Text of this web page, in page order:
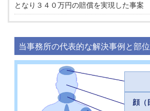
となり３４０万円の賠償を実現した事案
当事務所の代表的な解決事例と部
顔（